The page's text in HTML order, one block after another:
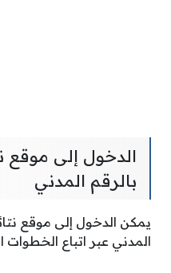
الدخول إلى موقع
بالرقم المدني
يمكن الدخول إلى موقع
المدني عبر اتباع الخطوات